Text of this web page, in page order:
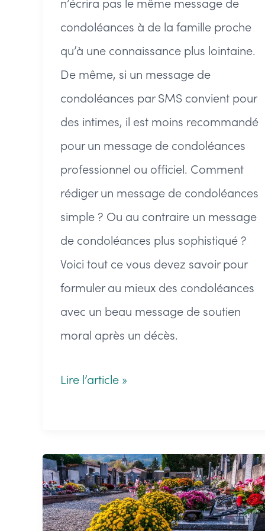
n’écrira pas le même message de
condoléances à de la famille proche
qu’à une connaissance plus lointaine.
De même, si un message de
condoléances par SMS convient pour
des intimes, il est moins recommandé
pour un message de condoléances
professionnel ou officiel. Comment
rédiger un message de condoléances
simple ? Ou au contraire un message
de condoléances plus sophistiqué ?
Voici tout ce vous devez savoir pour
formuler au mieux des condoléances
avec un beau message de soutien
moral après un décès.
Message
:
comment
rédiger
un
Lire l’article »